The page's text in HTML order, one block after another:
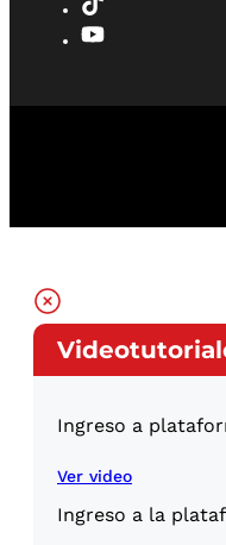
Ingreso a
Ver video
Ingreso a la